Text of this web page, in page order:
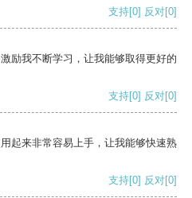
支持[0] 反对[0]
励我不断学习，让我能够取得更好的
支持[0] 反对[0]
起来非常容易上手，让我能够快速熟
支持[0] 反对[0]